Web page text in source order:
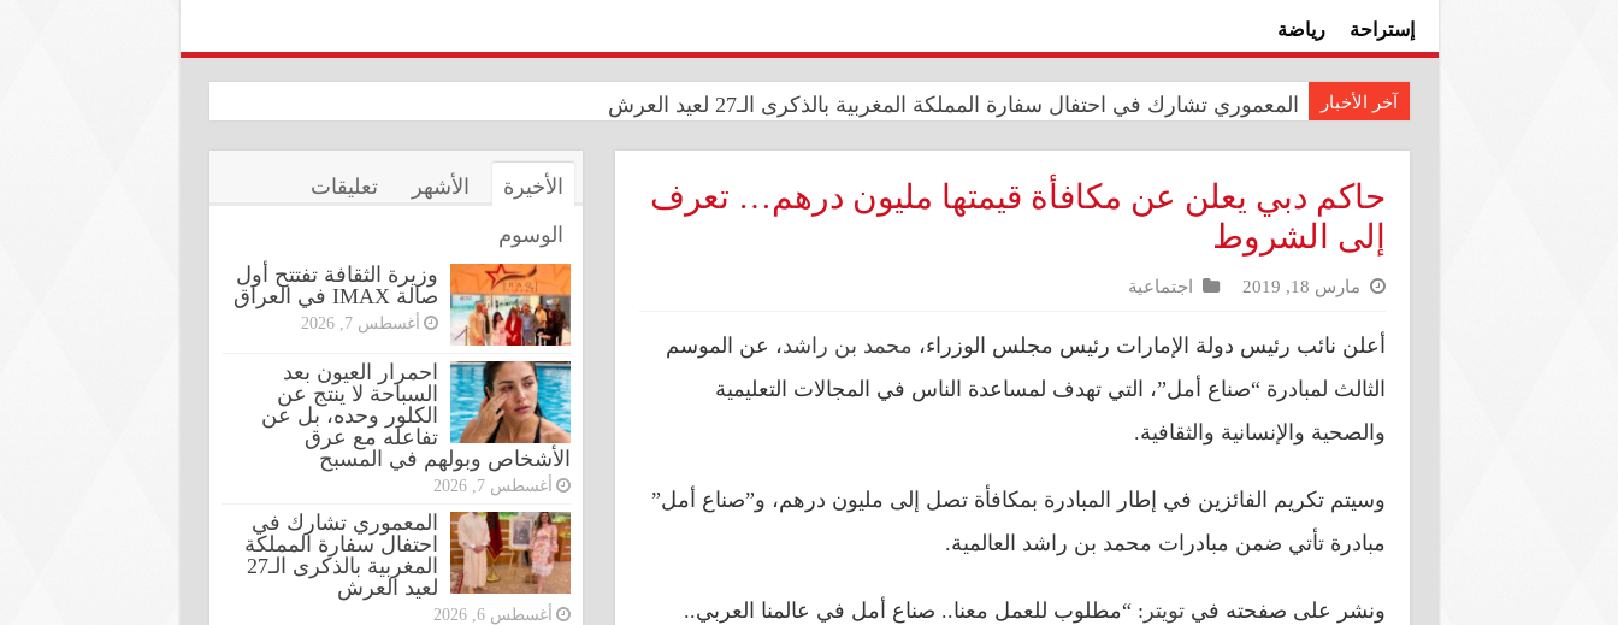
إستراحة رياضة
آخر الأخبار المعموري تشارك في احتفال سفارة المملكة المغربية بالذكرى الـ27 لعيد العرش
الدار العراقية للأزياء تعزز حضورها الدولي في مهرجان الأزياء والفنون بجمهورية تتارستان
حاكم دبي يعلن عن مكافأة قيمتها مليون درهم… تعرف
إلى الشروط
مارس 18, 2019 اجتماعية
أعلن نائب رئيس دولة الإمارات رئيس مجلس الوزراء، محمد بن راشد، عن الموسم
الثالث لمبادرة “صناع أمل”، التي تهدف لمساعدة الناس في المجالات التعليمية
والصحية والإنسانية والثقافية.
وسيتم تكريم الفائزين في إطار المبادرة بمكافأة تصل إلى مليون درهم، و”صناع أمل”
مبادرة تأتي ضمن مبادرات محمد بن راشد العالمية.
ونشر على صفحته فيتويتر : “مطلوب للعمل معنا.. صناع أمل في عالمنا العربي..
الأخيرة الأشهر
تعليقات
الوسوم
وزيرة الثقافة تفتتح أول
صالة IMAX في العراق
أغسطس 7, 2026
احمرار العيون بعد
السباحة لا ينتج عن
الكلور وحده، بل عن
تفاعله مع عرق
الأشخاص وبولهم في المسبح
أغسطس 7, 2026
المعموري تشارك في
احتفال سفارة المملكة
المغربية بالذكرى الـ27
لعيد العرش
أغسطس 6, 2026